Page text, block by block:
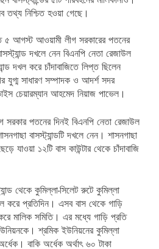
তথ্য নিশ্চিত হওয়া গেছে।
৫ আগস্ট আওয়ামী লীগ সরকারের পতনের
দখলে নেন বিএনপি নেতা রেজাউল
দখল করে চাঁদাবাজিতে লিপ্ত ছিলেন
যুগ্ম সাধারণ সম্পাদক ও আদর্শ সদর
চেয়ারম্যান আহমেদ নিয়াজ পাভেল।
সরকার পতনের দিনই বিএনপি নেতা রেজাউল
বাসস্ট্যান্ডটি দখলে নেন। শাসনগাছা
যাওয়া ১২টি বাস কাউন্টার থেকে চাঁদাবাজি
থেকে কুমিল্লা-সিলেট রুটে কুমিল্লা
করে প্রতিদিন। এসব বাস থেকে গাড়ি
মালিক সমিতি। এর মধ্যে গাড়ি প্রতি
শ্রমিক ইউনিয়নের কুমিল্লা
বাকি অর্ধেক অর্থাৎ ৬০ টাকা